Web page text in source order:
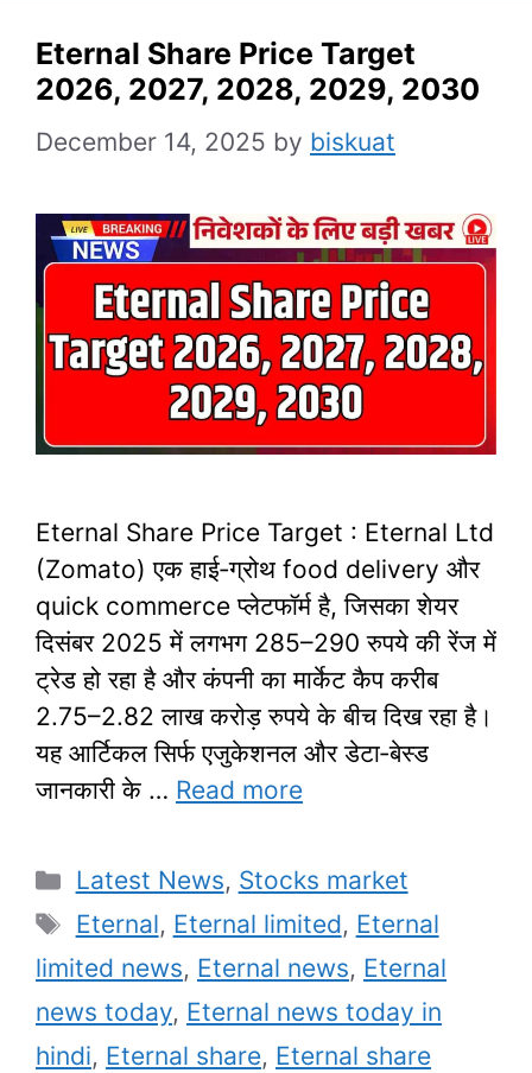
Eternal Share Price Target
2026, 2027, 2028, 2029, 2030
December 14, 2025 by biskuat
Eternal Share Price Target : Eternal Ltd
(Zomato) एक हाई‑ग्रोथ food delivery और
quick commerce प्लेटफॉर्म है, जिसका शेयर
दिसंबर 2025 में लगभग 285–290 रुपये की रेंज में
ट्रेड हो रहा है और कंपनी का मार्केट कैप करीब
2.75–2.82 लाख करोड़ रुपये के बीच दिख रहा है।
यह आर्टिकल सिर्फ एजुकेशनल और डेटा‑बेस्ड
जानकारी के … Read more
Categories
Latest News, Stocks market
Tags
Eternal, Eternal limited, Eternal
limited news, Eternal news, Eternal
news today, Eternal news today in
hindi, Eternal share, Eternal share